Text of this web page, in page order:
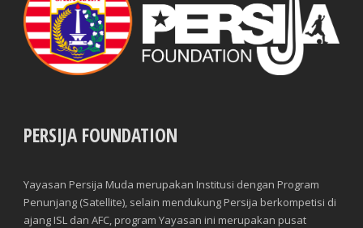
PERSIJA FOUNDATION
Yayasan Persija Muda merupakan Institusi dengan Program
Penunjang (Satellite), selain mendukung Persija berkompetisi di
ajang ISL dan AFC, program Yayasan ini merupakan pusat